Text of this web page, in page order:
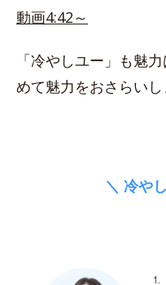
動画4:42～
「冷やしユー」も魅
めて魅力をおさらいし
＼ 冷や